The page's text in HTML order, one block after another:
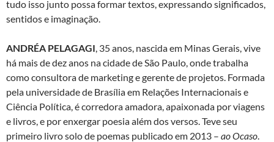
tudo isso junto possa formar textos, expressando significados,
sentidos e imaginação.
ANDRÉA PELAGAGI, 35 anos, nascida em Minas Gerais, vive
há mais de dez anos na cidade de São Paulo, onde trabalha
como consultora de marketing e gerente de projetos. Formada
pela universidade de Brasília em Relações Internacionais e
Ciência Política, é corredora amadora, apaixonada por viagens
e livros, e por enxergar poesia além dos versos. Teve seu
primeiro livro solo de poemas publicado em 2013 – ao Ocaso.